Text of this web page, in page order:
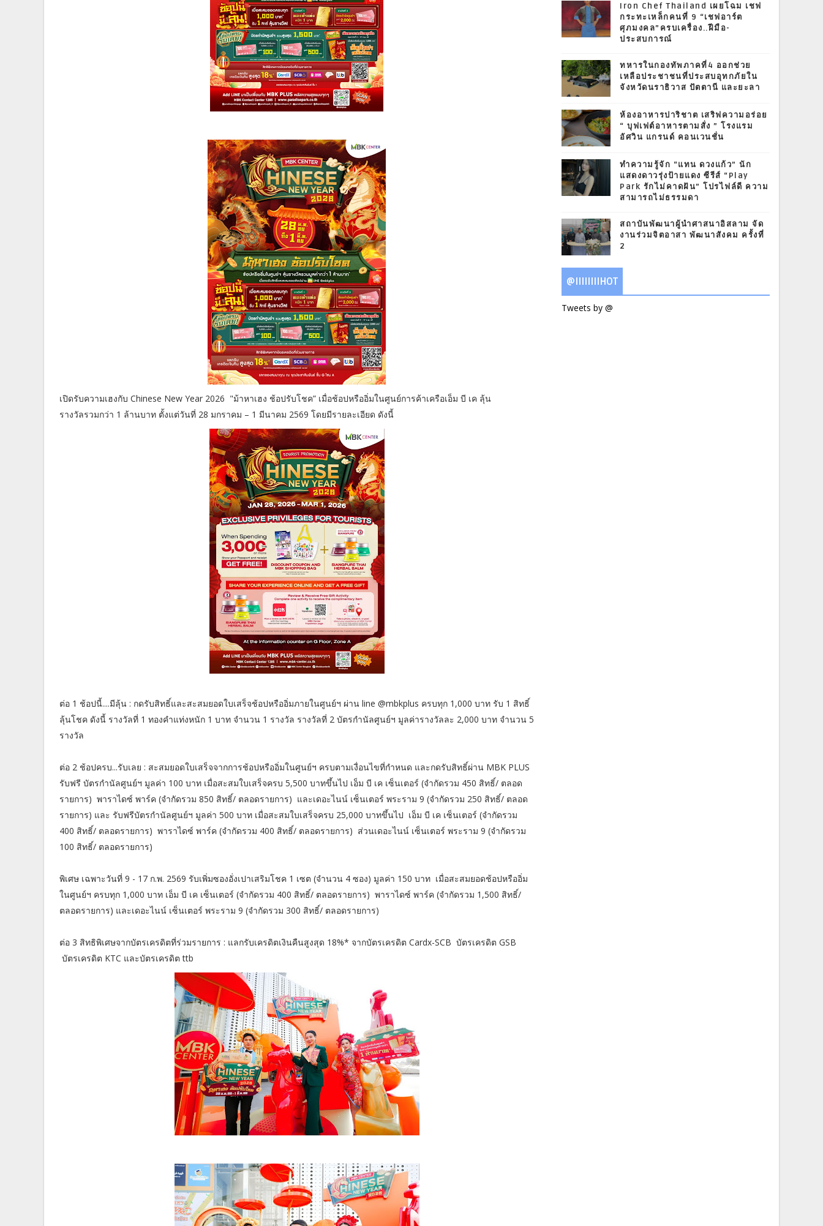
เปิดรับความเฮงกับ Chinese New Year 2026 "ม้าหาเฮง ช้อปรับโชค” เมื่อช้อปหรืออิ่มในศูนย์การค้าเครือเอ็ม บี เค ลุ้น
รางวัลรวมกว่า 1 ล้านบาท ตั้งแต่วันที่ 28 มกราคม – 1 มีนาคม 2569 โดยมีรายละเอียด ดังนี้
ต่อ 1 ช้อปนี้....มีลุ้น : กดรับสิทธิ์และสะสมยอดใบเสร็จช้อปหรืออิ่มภายในศูนย์ฯ ผ่าน line @mbkplus ครบทุก 1,000 บาท รับ 1 สิทธิ์
ลุ้นโชค ดังนี้ รางวัลที่ 1 ทองคำแท่งหนัก 1 บาท จำนวน 1 รางวัล รางวัลที่ 2 บัตรกำนัลศูนย์ฯ มูลค่ารางวัลละ 2,000 บาท จำนวน 5
รางวัล
ต่อ 2 ช้อปครบ...รับเลย : สะสมยอดใบเสร็จจากการช้อปหรืออิ่มในศูนย์ฯ ครบตามเงื่อนไขที่กำหนด และกดรับสิทธิ์ผ่าน MBK PLUS
รับฟรี บัตรกำนัลศูนย์ฯ มูลค่า 100 บาท เมื่อสะสมใบเสร็จครบ 5,500 บาทขึ้นไป เอ็ม บี เค เซ็นเตอร์ (จำกัดรวม 450 สิทธิ์/ ตลอด
รายการ) พาราไดซ์ พาร์ค (จำกัดรวม 850 สิทธิ์/ ตลอดรายการ) และเดอะไนน์ เซ็นเตอร์ พระราม 9 (จำกัดรวม 250 สิทธิ์/ ตลอด
รายการ) และ รับฟรีบัตรกำนัลศูนย์ฯ มูลค่า 500 บาท เมื่อสะสมใบเสร็จครบ 25,000 บาทขึ้นไป เอ็ม บี เค เซ็นเตอร์ (จำกัดรวม
400 สิทธิ์/ ตลอดรายการ) พาราไดซ์ พาร์ค (จำกัดรวม 400 สิทธิ์/ ตลอดรายการ) ส่วนเดอะไนน์ เซ็นเตอร์ พระราม 9 (จำกัดรวม
100 สิทธิ์/ ตลอดรายการ)
พิเศษ เฉพาะวันที่ 9 - 17 ก.พ. 2569 รับเพิ่มซองอั่งเปาเสริมโชค 1 เซต (จำนวน 4 ซอง) มูลค่า 150 บาท เมื่อสะสมยอดช้อปหรืออิ่ม
ในศูนย์ฯ ครบทุก 1,000 บาท เอ็ม บี เค เซ็นเตอร์ (จำกัดรวม 400 สิทธิ์/ ตลอดรายการ) พาราไดซ์ พาร์ค (จำกัดรวม 1,500 สิทธิ์/
ตลอดรายการ) และเดอะไนน์ เซ็นเตอร์ พระราม 9 (จำกัดรวม 300 สิทธิ์/ ตลอดรายการ)
ต่อ 3 สิทธิพิเศษจากบัตรเครดิตที่ร่วมรายการ : แลกรับเครดิตเงินคืนสูงสุด 18%* จากบัตรเครดิต Cardx-SCB บัตรเครดิต GSB
บัตรเครดิต KTC และบัตรเครดิต ttb
Iron Chef Thailand เผยโฉม เชฟ
กระทะเหล็กคนที่ 9 “เชฟอาร์ต
ศุภมงคล”ครบเครื่อง..ฝีมือ-
ประสบการณ์
ทหารในกองทัพภาคที่4 ออกช่วย
เหลือประชาชนที่ประสบอุทกภัยใน
จังหวัดนราธิวาส ปัตตานี และยะลา
ห้องอาหารปาริชาต เสริฟความอร่อย
“ บุฟเฟต์อาหารตามสั่ง ” โรงแรม
อัศวิน แกรนด์ คอนเวนชั่น
ทำความรู้จัก “แทน ดวงแก้ว” นัก
แสดงดาวรุ่งป้ายแดง ซีรีส์ “Play
Park รักไม่คาดฝัน” โปรไฟล์ดี ความ
สามารถไม่ธรรมดา
สถาบันพัฒนาผู้นำศาสนาอิสลาม จัด
งานร่วมจิตอาสา พัฒนาสังคม ครั้งที่
2
@IIIIIIIIHOT
Tweets by @